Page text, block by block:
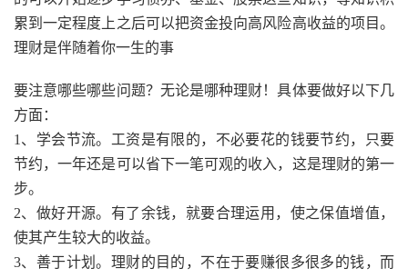
累到一定程度上之后可以把资金投向高风险高收益的项目。
理财是伴随着你一生的事
要注意哪些哪些问题？无论是哪种理财！具体要做好以下几
方面：
1、学会节流。工资是有限的，不必要花的钱要节约，只要
节约，一年还是可以省下一笔可观的收入，这是理财的第一
步。
2、做好开源。有了余钱，就要合理运用，使之保值增值，
使其产生较大的收益。
3、善于计划。理财的目的，不在于要赚很多很多的钱，而